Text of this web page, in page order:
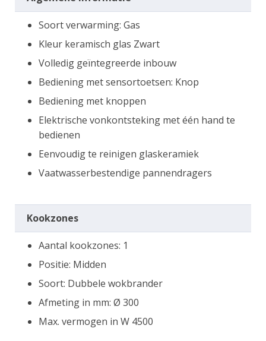
Soort verwarming: Gas
Kleur keramisch glas Zwart
Volledig geïntegreerde inbouw
Bediening met sensortoetsen: Knop
Bediening met knoppen
Elektrische vonkontsteking met één hand te
bedienen
Eenvoudig te reinigen glaskeramiek
Vaatwasserbestendige pannendragers
Kookzones
Aantal kookzones: 1
Positie: Midden
Soort: Dubbele wokbrander
Afmeting in mm: Ø 300
Max. vermogen in W 4500